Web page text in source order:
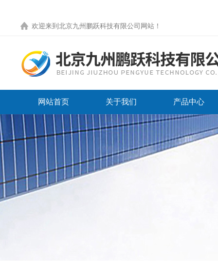
欢迎来到 北京九州鹏跃科技有限公司网站 ！
网站首页 关于我们 产品中心